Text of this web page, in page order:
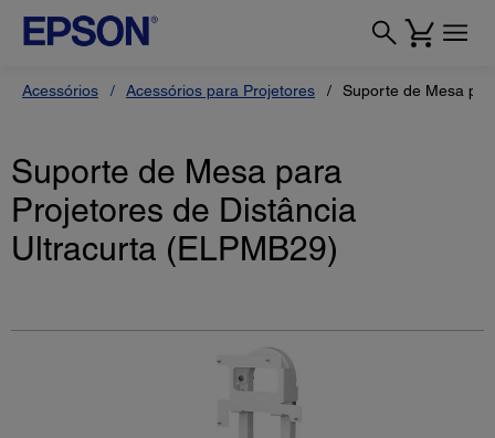
Acessórios Acessórios para Projetores Suporte de Mesa
Suporte de Mesa para
Projetores de Distância
Ultracurta (ELPMB29)